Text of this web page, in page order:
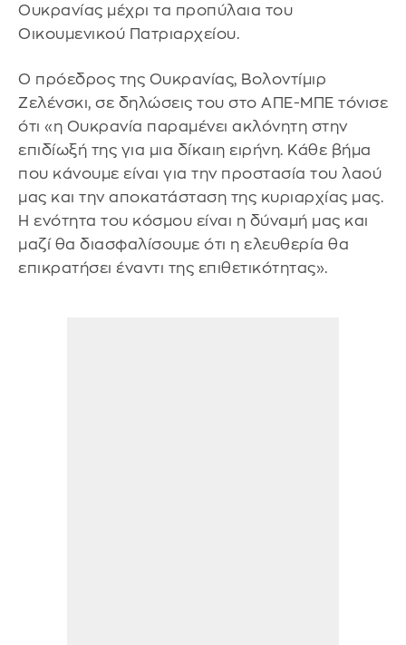
Ουκρανίας μέχρι τα προπύλαια του
Οικουμενικού Πατριαρχείου.
Ο πρόεδρος της Ουκρανίας, Βολοντίμιρ
Ζελένσκι, σε δηλώσεις του στο ΑΠΕ-ΜΠΕ τόνισε
ότι «η Ουκρανία παραμένει ακλόνητη στην
επιδίωξή της για μια δίκαιη ειρήνη. Κάθε βήμα
που κάνουμε είναι για την προστασία του λαού
μας και την αποκατάσταση της κυριαρχίας μας.
Η ενότητα του κόσμου είναι η δύναμή μας και
μαζί θα διασφαλίσουμε ότι η ελευθερία θα
επικρατήσει έναντι της επιθετικότητας».